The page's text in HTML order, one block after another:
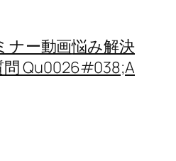
ナー動画悩み解決
問 Qu0026#038;A